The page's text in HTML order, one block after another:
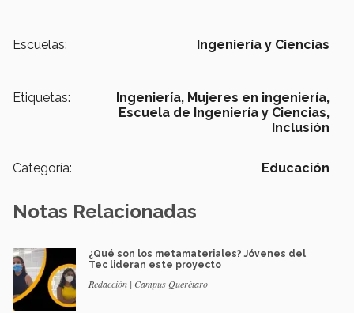
Escuelas: Ingeniería y Ciencias
Etiquetas: Ingeniería, Mujeres en ingeniería,
Escuela de Ingeniería y Ciencias,
Inclusión
Categoría: Educación
Notas Relacionadas
¿Qué son los metamateriales? Jóvenes del
Tec lideran este proyecto
Redacción | Campus Querétaro